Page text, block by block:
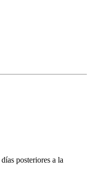
posteriores a la